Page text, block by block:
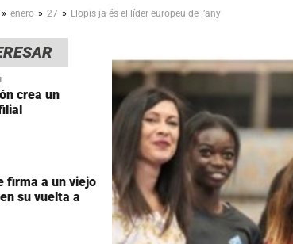
» enero » 27 » Llopis ja és el líder europeu de l’any
crea un
firma a un viejo
su vuelta a